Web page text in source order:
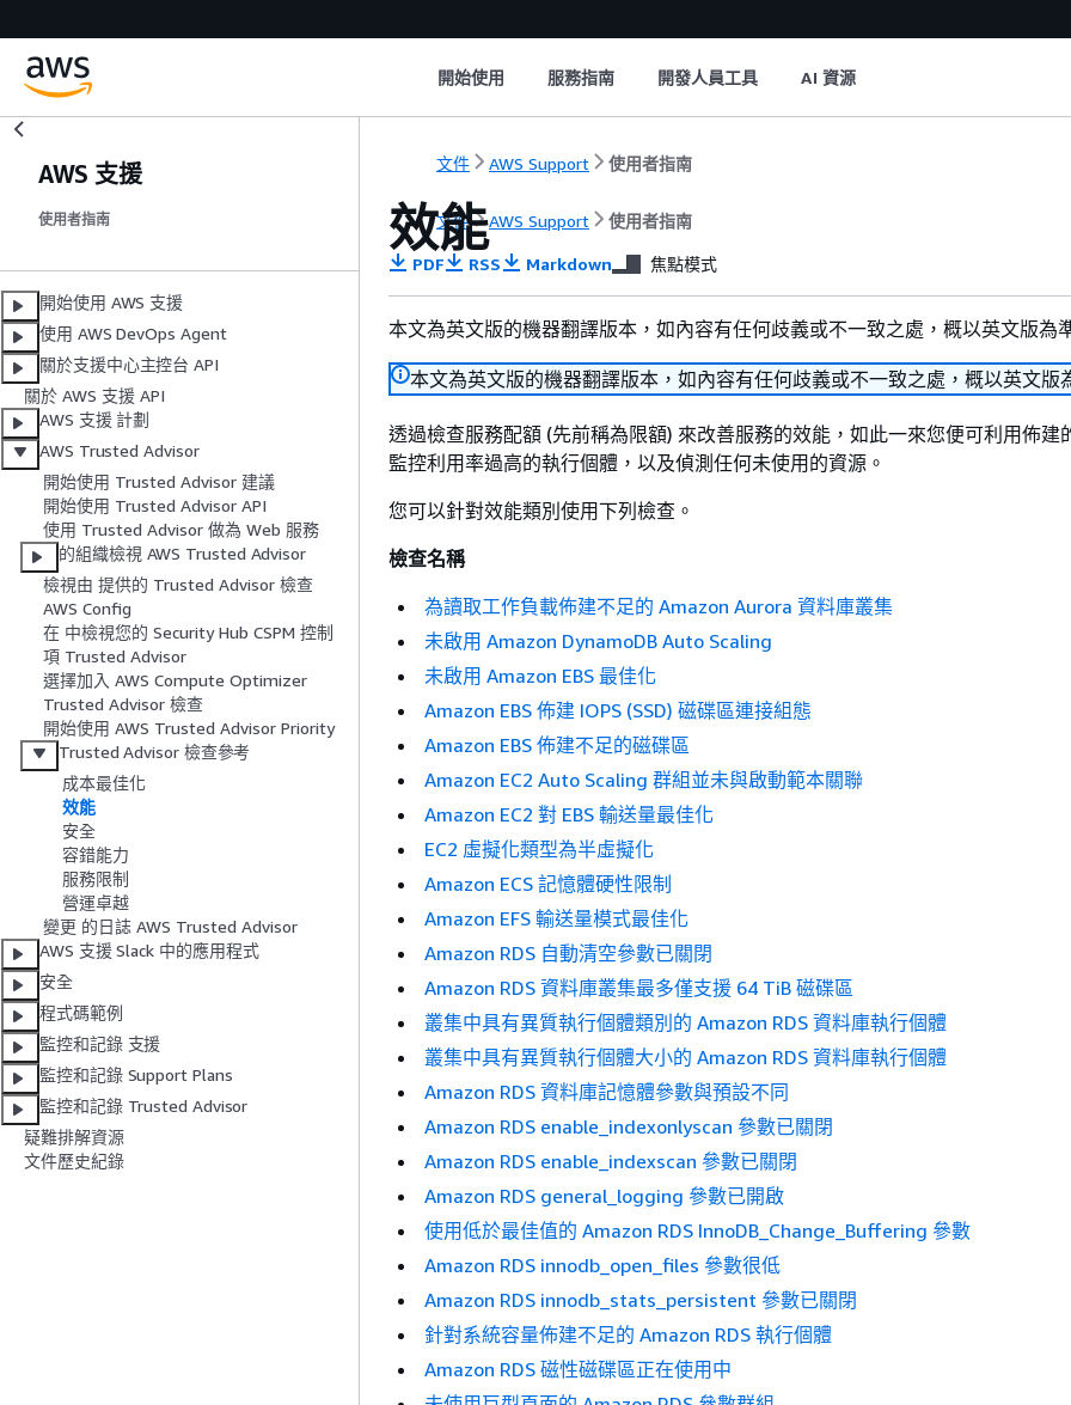
開始使用 服務指南 開發人員工具 AI 資源
AWS 支援
使用者指南
開始使用 AWS 支援
使用 AWS DevOps Agent
關於支援中心主控台 API
關於 AWS 支援 API
AWS 支援 計劃
AWS Trusted Advisor
開始使用 Trusted Advisor 建議
開始使用 Trusted Advisor API
使用 Trusted Advisor 做為 Web 服務
的組織檢視 AWS Trusted Advisor
檢視由 提供的 Trusted Advisor 檢查
AWS Config
在 中檢視您的 Security Hub CSPM 控制
項 Trusted Advisor
選擇加入 AWS Compute Optimizer
Trusted Advisor 檢查
開始使用 AWS Trusted Advisor Priority
Trusted Advisor 檢查參考
成本最佳化
效能
安全
容錯能力
服務限制
營運卓越
變更 的日誌 AWS Trusted Advisor
AWS 支援 Slack 中的應用程式
安全
程式碼範例
監控和記錄 支援
監控和記錄 Support Plans
監控和記錄 Trusted Advisor
疑難排解資源
文件歷史紀錄
文件 AWS Support 使用者指南
文件 AWS Support 使用者指南
效能
PDF RSS Markdown 焦點模式
本文為英文版的機器翻譯版本，如內容有任何歧義或不一致之處，概以英文版為
本文為英文版的機器翻譯版本，如內容有任何歧義或不一致之處，概以英文版
透過檢查服務配額 (先前稱為限額) 來改善服務的效能，如此一來您便可利用佈建
監控利用率過高的執行個體，以及偵測任何未使用的資源。
您可以針對效能類別使用下列檢查。
檢查名稱
為讀取工作負載佈建不足的 Amazon Aurora 資料庫叢集
未啟用 Amazon DynamoDB Auto Scaling
未啟用 Amazon EBS 最佳化
Amazon EBS 佈建 IOPS (SSD) 磁碟區連接組態
Amazon EBS 佈建不足的磁碟區
Amazon EC2 Auto Scaling 群組並未與啟動範本關聯
Amazon EC2 對 EBS 輸送量最佳化
EC2 虛擬化類型為半虛擬化
Amazon ECS 記憶體硬性限制
Amazon EFS 輸送量模式最佳化
Amazon RDS 自動清空參數已關閉
Amazon RDS 資料庫叢集最多僅支援 64 TiB 磁碟區
叢集中具有異質執行個體類別的 Amazon RDS 資料庫執行個體
叢集中具有異質執行個體大小的 Amazon RDS 資料庫執行個體
Amazon RDS 資料庫記憶體參數與預設不同
Amazon RDS enable_indexonlyscan 參數已關閉
Amazon RDS enable_indexscan 參數已關閉
Amazon RDS general_logging 參數已開啟
使用低於最佳值的 Amazon RDS InnoDB_Change_Buffering 參數
Amazon RDS innodb_open_files 參數很低
Amazon RDS innodb_stats_persistent 參數已關閉
針對系統容量佈建不足的 Amazon RDS 執行個體
Amazon RDS 磁性磁碟區正在使用中